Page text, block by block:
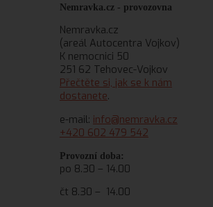
Nemravka.cz - provozovna
Nemravka.cz
(areál Autocentra Vojkov)
K nemocnici 50
251 62 Tehovec-Vojkov
Přečtěte si, jak se k nám
dostanete.
e-mail: info@nemravka.cz
+420 602 479 542
Provozní doba:
po 8.30 – 14.00
čt 8.30 – 14.00